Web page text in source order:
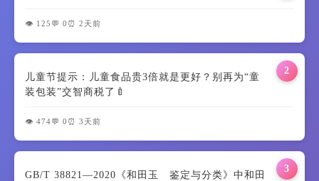
👁️ 125 💬 0 ⏰ 2天前
2
儿童节提示：儿童食品贵3倍就是更好？别再为“童
装包装”交智商税了🍼
👁️ 474💬 0 ⏰ 3天前
3
GB/T 38821—2020《和田玉 鉴定与分类》中和田